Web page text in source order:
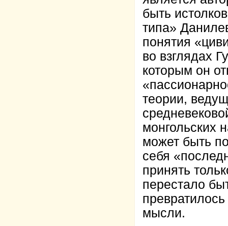
быть
типа»
понятия
во взглядах
которым он
теории,
монгольских
может быть
себя
принять
перестало
мысли.